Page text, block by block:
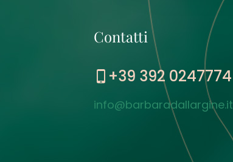
Contatti
+39 392 0247774
info@barbaradallargine.it